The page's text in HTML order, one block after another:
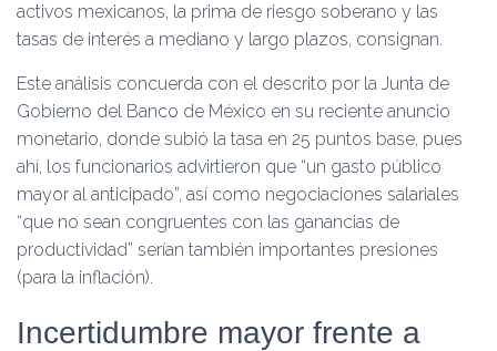
activos mexicanos, la prima de riesgo soberano y las
tasas de interés a mediano y largo plazos, consignan.
Este análisis concuerda con el descrito por la Junta de
Gobierno del Banco de México en su reciente anuncio
monetario, donde subió la tasa en 25 puntos base, pues
ahí, los funcionarios advirtieron que “un gasto público
mayor al anticipado”, así como negociaciones salariales
“que no sean congruentes con las ganancias de
productividad” serían también importantes presiones
(para la inflación).
Incertidumbre mayor frente a